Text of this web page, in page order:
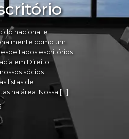
nacional e
como um
escritórios
em Direito
sócios
listas de
na área. Nossa […]